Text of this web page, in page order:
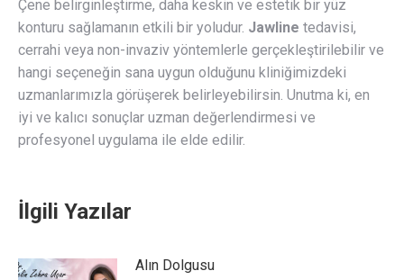
Çene belirginleştirme, daha keskin ve estetik bir yüz
konturu sağlamanın etkili bir yoludur. Jawline tedavisi,
cerrahi veya non-invaziv yöntemlerle gerçekleştirilebilir ve
hangi seçeneğin sana uygun olduğunu kliniğimizdeki
uzmanlarımızla görüşerek belirleyebilirsin. Unutma ki, en
iyi ve kalıcı sonuçlar uzman değerlendirmesi ve
profesyonel uygulama ile elde edilir.
İlgili Yazılar
Alın Dolgusu